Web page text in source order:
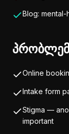
Blog: mental-
Online
Intake form
Stigma —
important